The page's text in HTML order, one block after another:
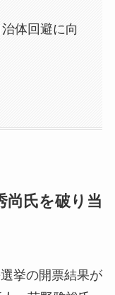
体回避に向
尚氏を破り当
挙の開票結果が